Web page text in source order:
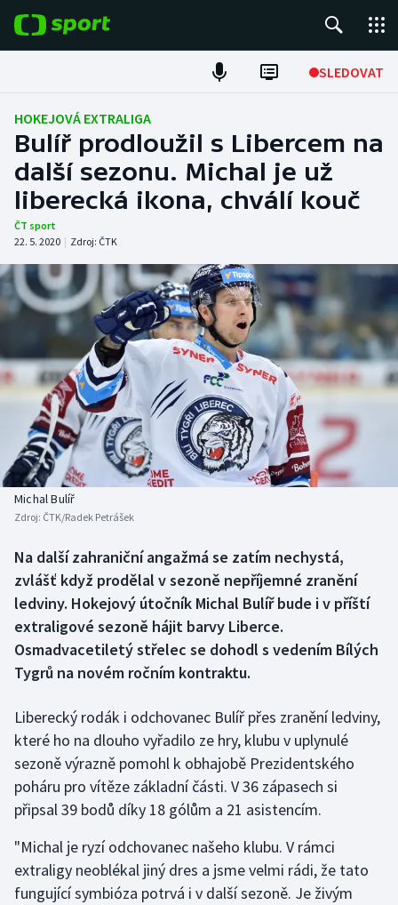
SLEDOVAT
Fotbal
Hokej
Tenis
Atletika
Cyklistika
DALŠÍ SPORTY
Americký fotbal
Baseball a softbal
Basketbal
Biatlon
Box
Curling
Dostihy
Florbal
Futsal
Golf
Gymnastika
Házená
NEPŘEHLÉDNĚTE
Soutěže
Historické návraty
Aplikace ČT sport
HOKEJOVÁ EXTRALIGA
Bulíř prodloužil s Libercem na
další sezonu. Michal je už
liberecká ikona, chválí kouč
ČT sport
22. 5. 2020 | Zdroj: ČTK
Michal Bulíř
Zdroj: ČTK/Radek Petrášek
Na další zahraniční angažmá se zatím nechystá,
zvlášť když prodělal v sezoně nepříjemné zranění
ledviny. Hokejový útočník Michal Bulíř bude i v příští
extraligové sezoně hájit barvy Liberce.
Osmadvacetiletý střelec se dohodl s vedením Bílých
Tygrů na novém ročním kontraktu.
Liberecký rodák i odchovanec Bulíř přes zranění ledviny,
které ho na dlouho vyřadilo ze hry, klubu v uplynulé
sezoně výrazně pomohl k obhajobě Prezidentského
poháru pro vítěze základní části. V 36 zápasech si
připsal 39 bodů díky 18 gólům a 21 asistencím.
"Michal je ryzí odchovanec našeho klubu. V rámci
extraligy neoblékal jiný dres a jsme velmi rádi, že tato
fungující symbióza potrvá i v další sezoně. Je živým